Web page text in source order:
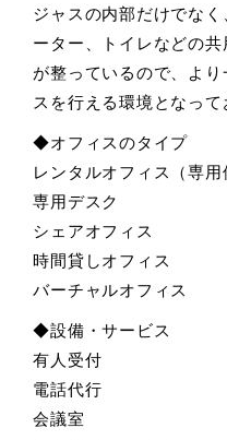
ジャスの内部だけでな
ーター、トイレなどの
が整っているので、よ
スを行える環境となって
◆オフィスのタイプ
レンタルオフィス（専用
専用デスク
シェアオフィス
時間貸しオフィス
バーチャルオフィス
◆設備・サービス
有人受付
電話代行
会議室